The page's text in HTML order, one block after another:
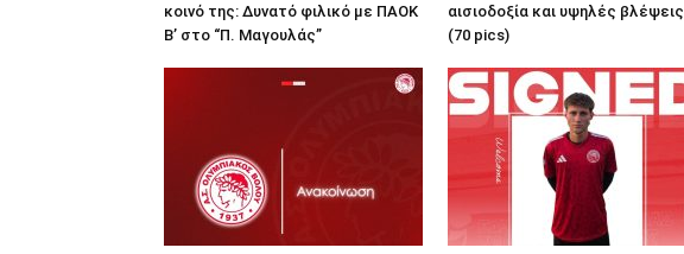
κοινό της: Δυνατό φιλικό με ΠΑΟΚ
Β’ στο “Π. Μαγουλάς”
αισιοδοξία και υψηλές βλέψεις
(70 pics)